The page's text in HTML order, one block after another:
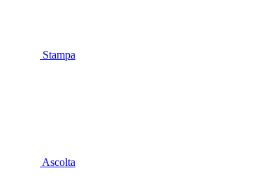
Stampa
Ascolta